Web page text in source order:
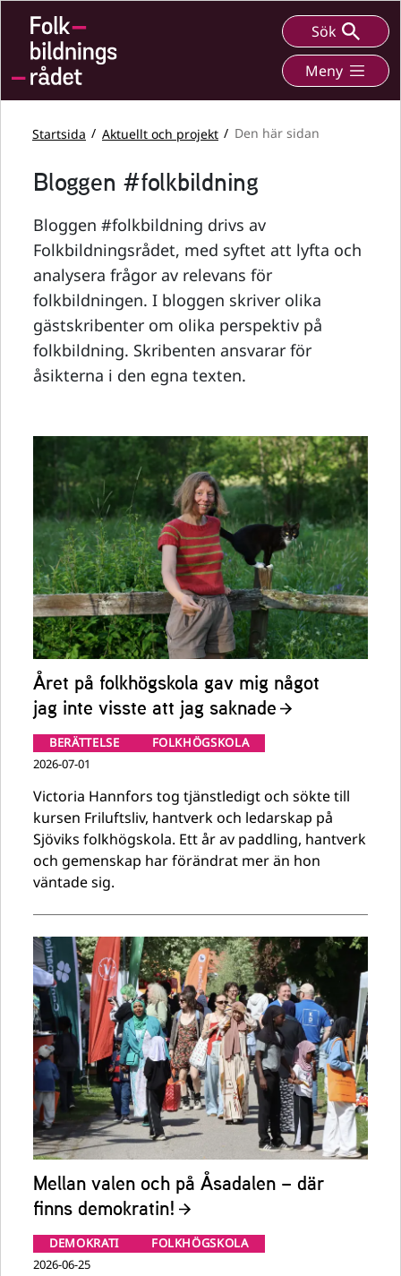
Sök
Meny
Startsida Aktuellt och projekt Den här sidan
Bloggen #folkbildning
Bloggen #folkbildning drivs av
Folkbildningsrådet, med syftet att lyfta och
analysera frågor av relevans för
folkbildningen. I bloggen skriver olika
gästskribenter om olika perspektiv på
folkbildning. Skribenten ansvarar för
åsikterna i den egna texten.
Året på folkhögskola gav mig något
jag inte visste att jag saknade
BERÄTTELSE
FOLKHÖGSKOLA
2026-07-01
Victoria Hannfors tog tjänstledigt och sökte till
kursen Friluftsliv, hantverk och ledarskap på
Sjöviks folkhögskola. Ett år av paddling, hantverk
och gemenskap har förändrat mer än hon
väntade sig.
Mellan valen och på Åsadalen – där
finns demokratin!
DEMOKRATI
FOLKHÖGSKOLA
2026-06-25